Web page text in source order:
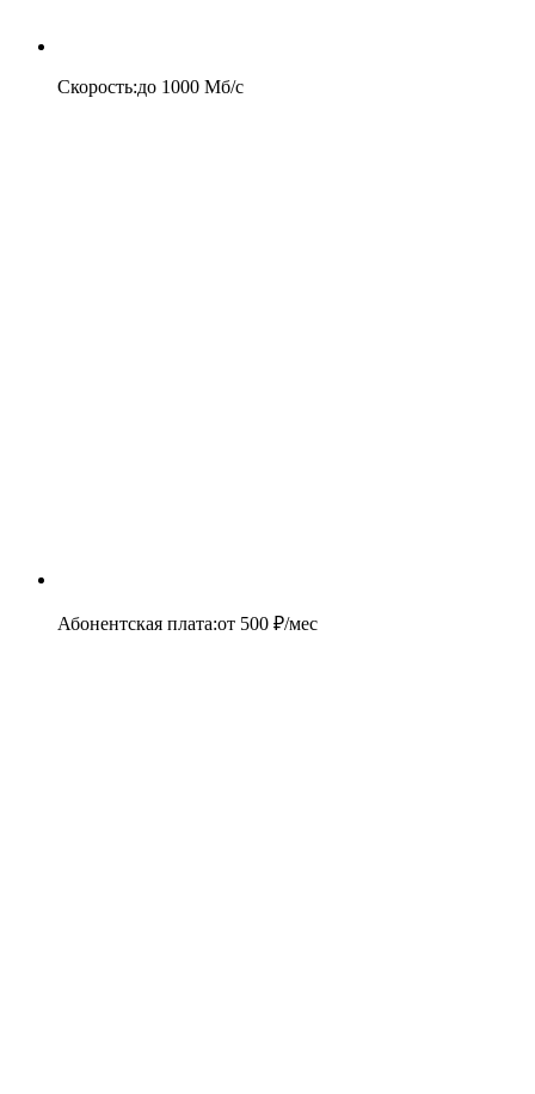
Скорость:до 1000 Мб/c
Абонентская плата:от 500 ₽/мес